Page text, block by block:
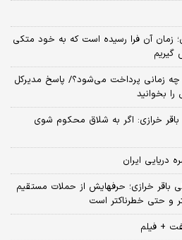
زمان آن فرا رسیده است که به خود متکی
گیریم
چه زمانی پرداخت می‌شود؟/ پاسخ مدیرکل
بخوانید
خرازی: اگر به شلاق محکوم شوی
دریایی ایران
باقر خرازی؛ حرفهایش از حملات مستقیم
و حتی خطرناکتر است
+ فیلم